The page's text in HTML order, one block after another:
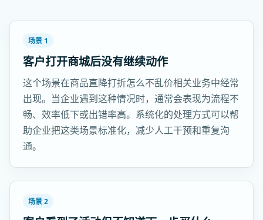
场景 1
客户打开商城后没有继续动作
这个场景在商品直降打折怎么不乱价相关业务中经常
出现。当企业遇到这种情况时，通常会表现为流程不
畅、效率低下或出错率高。系统化的处理方式可以帮
助企业把这类场景标准化，减少人工干预和重复沟
通。
场景 2